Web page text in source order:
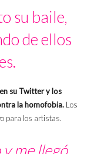
su baile,
de ellos
su Twitter y los
la homofobia. Los
para los artistas.
me llegó